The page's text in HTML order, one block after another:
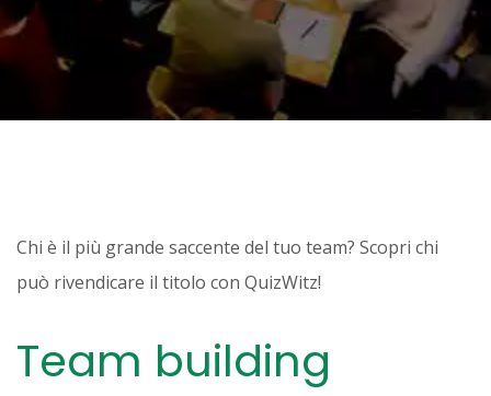
Chi è il più grande saccente del tuo team? Scopri chi
può rivendicare il titolo con QuizWitz!
Team building